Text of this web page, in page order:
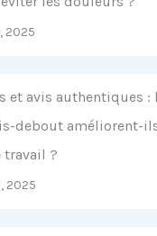
2025
et avis authentiques :
debout améliorent-
travail ?
2025